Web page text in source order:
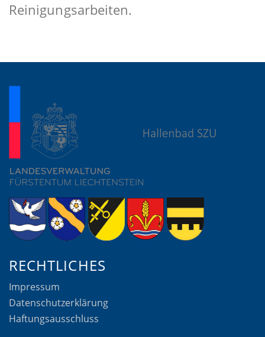
Reinigungsarbeiten.
RECHTLICHES
Impressum
Datenschutzerklärung
Haftungsausschluss